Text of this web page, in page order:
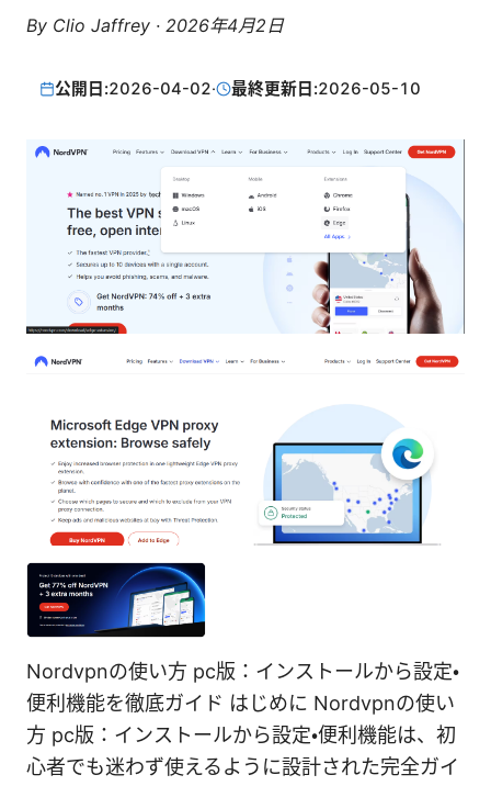
By Clio Jaffrey · 2026年4月2日
公開日:2026-04-02· 最終更新日:2026-05-10
Nordvpnの使い方 pc版：インストールから設定・
便利機能を徹底ガイド はじめに Nordvpnの使い
方 pc版：インストールから設定・便利機能は、初
心者でも迷わず使えるように設計された完全ガイ